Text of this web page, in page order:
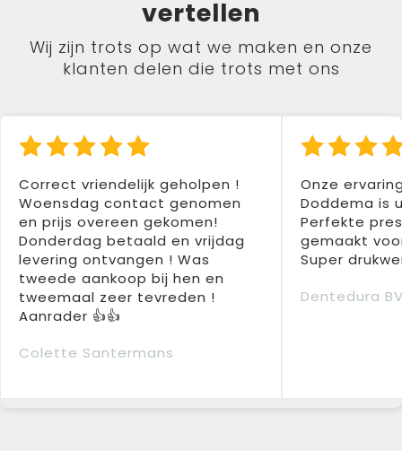
vertellen
Wij zijn trots op wat we maken en onze
klanten delen die trots met ons
Correct vriendelijk geholpen !
Woensdag contact genomen
en prijs overeen gekomen!
Donderdag betaald en vrijdag
levering ontvangen ! Was
tweede aankoop bij hen en
tweemaal zeer tevreden !
Aanrader 👍👍
Colette Santermans
Onze
Doddema is
Perfekte
gemaakt
Super
Dentedura